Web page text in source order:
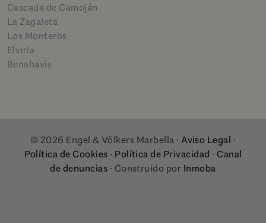
Cascada de Camoján
La Zagaleta
Los Monteros
Elviria
Benahavis
© 2026 Engel & Völkers Marbella ·Aviso Legal ·
Política de Cookies · Política de Privacidad · Canal
de denuncias · Construido por Inmoba